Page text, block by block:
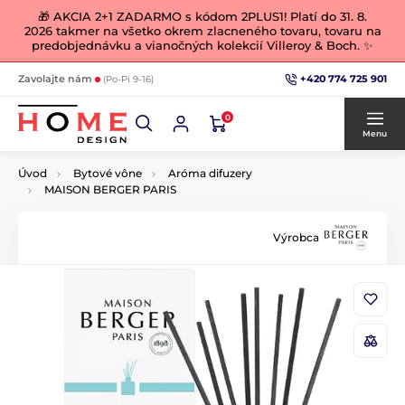
🎁 AKCIA 2+1 ZADARMO s kódom 2PLUS1! Platí do 31. 8.
2026 takmer na všetko okrem zlacneného tovaru, tovaru na
predobjednávku a vianočných kolekcií Villeroy & Boch. ✨
Zavolajte nám (Po-Pi 9-16) +420 774 725 901
0
Menu
Úvod Bytové vône
Aróma difuzery
MAISON BERGER PARIS
Výrobca